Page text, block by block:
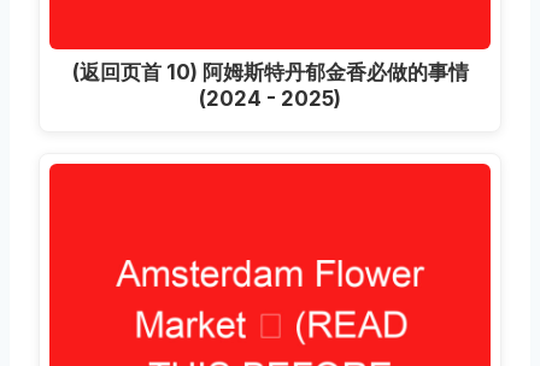
(返回页首 10) 阿姆斯特丹郁金香必做的事情
(2024 - 2025)